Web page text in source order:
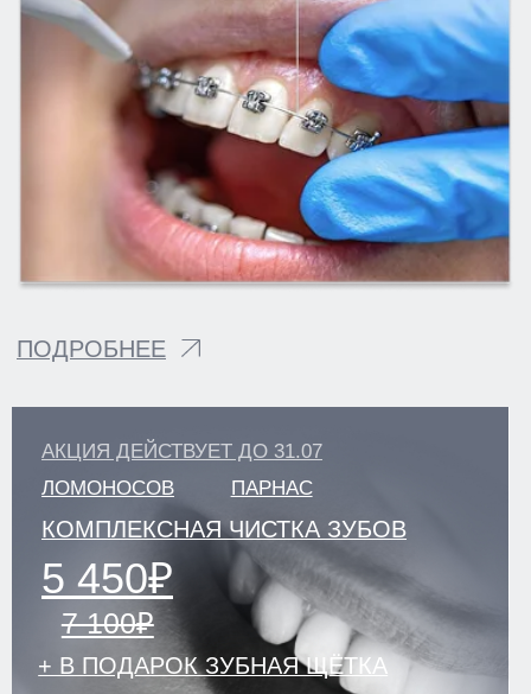
ЗАПИСЬ НА ПРИЕМ
М. ПАРНАС, УЛ. ВАЛЕРИЯ
ГАВРИЛИНА, Д. 15
г. ЛОМОНОСОВ,
УЛ. ЕЛЕНИНСКАЯ, Д. 24
+7(812)701-01-09
klinikastom@yandex.ru
+7(812)701-05-85
klinikastom@yandex.ru
УЛ. СОЦИАЛИСТИЧЕСКАЯ, Д. 114
klinikastom@yandex.ru